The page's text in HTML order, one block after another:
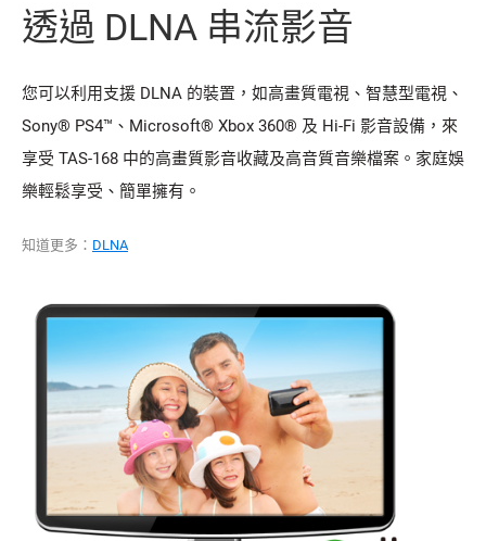
透過 DLNA 串流影音
您可以利用支援 DLNA 的裝置，如高畫質電視、智慧型電視、
Sony® PS4™、Microsoft® Xbox 360® 及 Hi-Fi 影音設備，來
享受 TAS-168 中的高畫質影音收藏及高音質音樂檔案。家庭娛
樂輕鬆享受、簡單擁有。
知道更多： DLNA